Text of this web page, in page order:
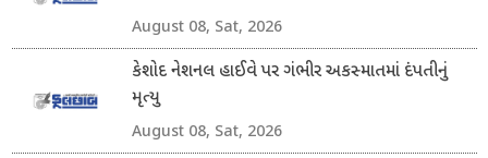
August 08, Sat, 2026
કેશોદ નેશનલ હાઈવે પર ગંભીર અકસ્માતમાં દંપતીનું
મૃત્યુ
August 08, Sat, 2026